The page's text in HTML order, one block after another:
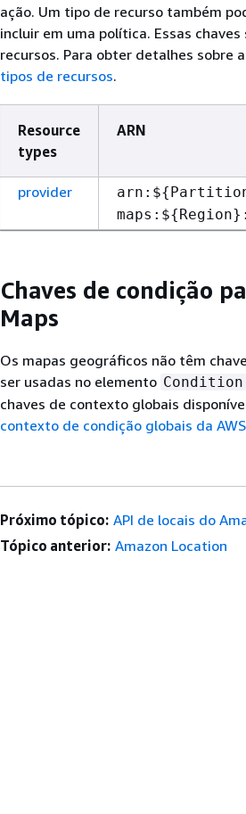
ação. Um tipo de recurso também
incluir em uma política. Essas
recursos. Para obter detalhes sobre
tipos de recursos.
Resource
types
ARN
provider arn:${
maps:${
Chaves de condição
Maps
Os mapas geográficos não têm
ser usadas no elemento Condition
chaves de contexto globais
contexto de condição globais da AWS
Próximo tópico: API de locais do
Tópico anterior: Amazon Location